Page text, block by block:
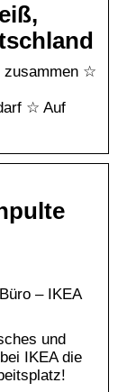
zusammen ☆
☆ Auf
– IKEA
und
IKEA die